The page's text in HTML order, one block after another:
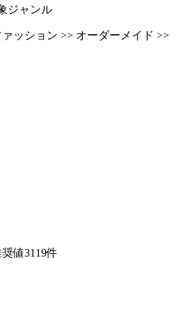
ジャンル
ァッション >> オーダーメイド
値3119件